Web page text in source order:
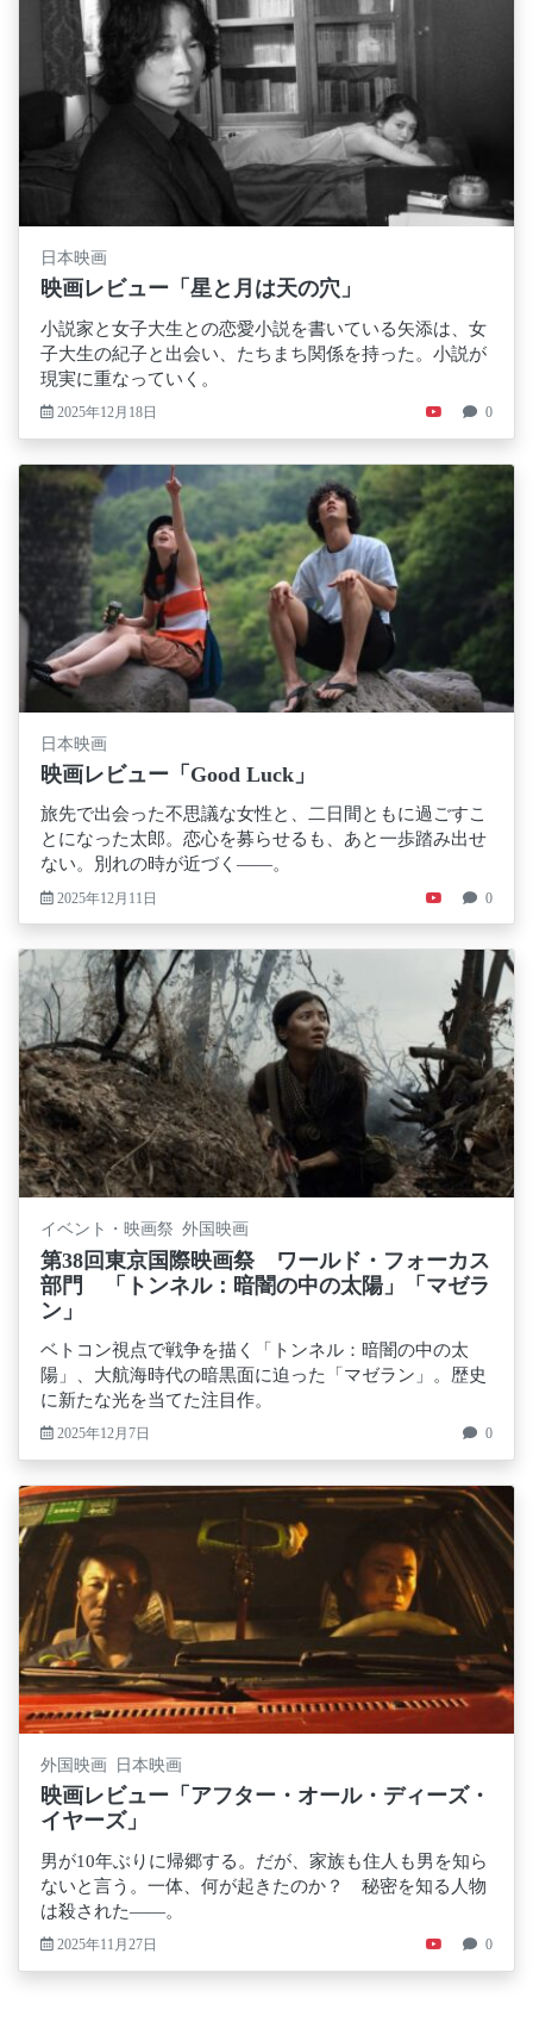
日本映画
映画レビュー「星と月は天の穴」
小説家と女子大生との恋愛小説を書いている矢添は、女
子大生の紀子と出会い、たちまち関係を持った。小説が
現実に重なっていく。
2025年12月18日 0
日本映画
映画レビュー「Good Luck」
旅先で出会った不思議な女性と、二日間ともに過ごすこ
とになった太郎。恋心を募らせるも、あと一歩踏み出せ
ない。別れの時が近づく――。
2025年12月11日 0
イベント・映画祭 外国映画
第38回東京国際映画祭 ワールド・フォーカス
部門 「トンネル：暗闇の中の太陽」「マゼラ
ン」
ベトコン視点で戦争を描く「トンネル：暗闇の中の太
陽」、大航海時代の暗黒面に迫った「マゼラン」。歴史
に新たな光を当てた注目作。
2025年12月7日 0
外国映画 日本映画
映画レビュー「アフター・オール・ディーズ・
イヤーズ」
男が10年ぶりに帰郷する。だが、家族も住人も男を知ら
ないと言う。一体、何が起きたのか？ 秘密を知る人物
は殺された――。
2025年11月27日 0